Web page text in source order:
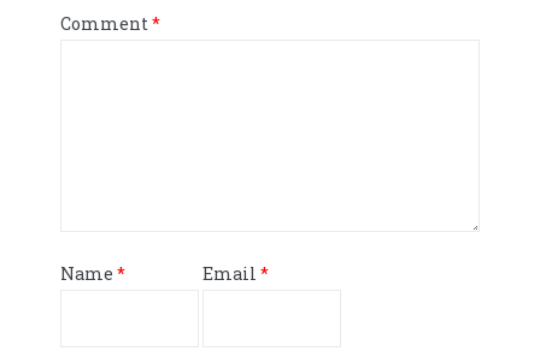
Comment*
Name * Email *